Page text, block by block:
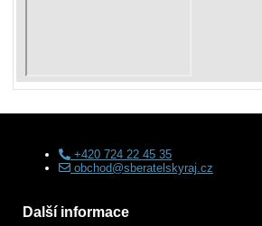
+420 724 22 45 35
obchod@sberatelskyraj.cz
Další informace